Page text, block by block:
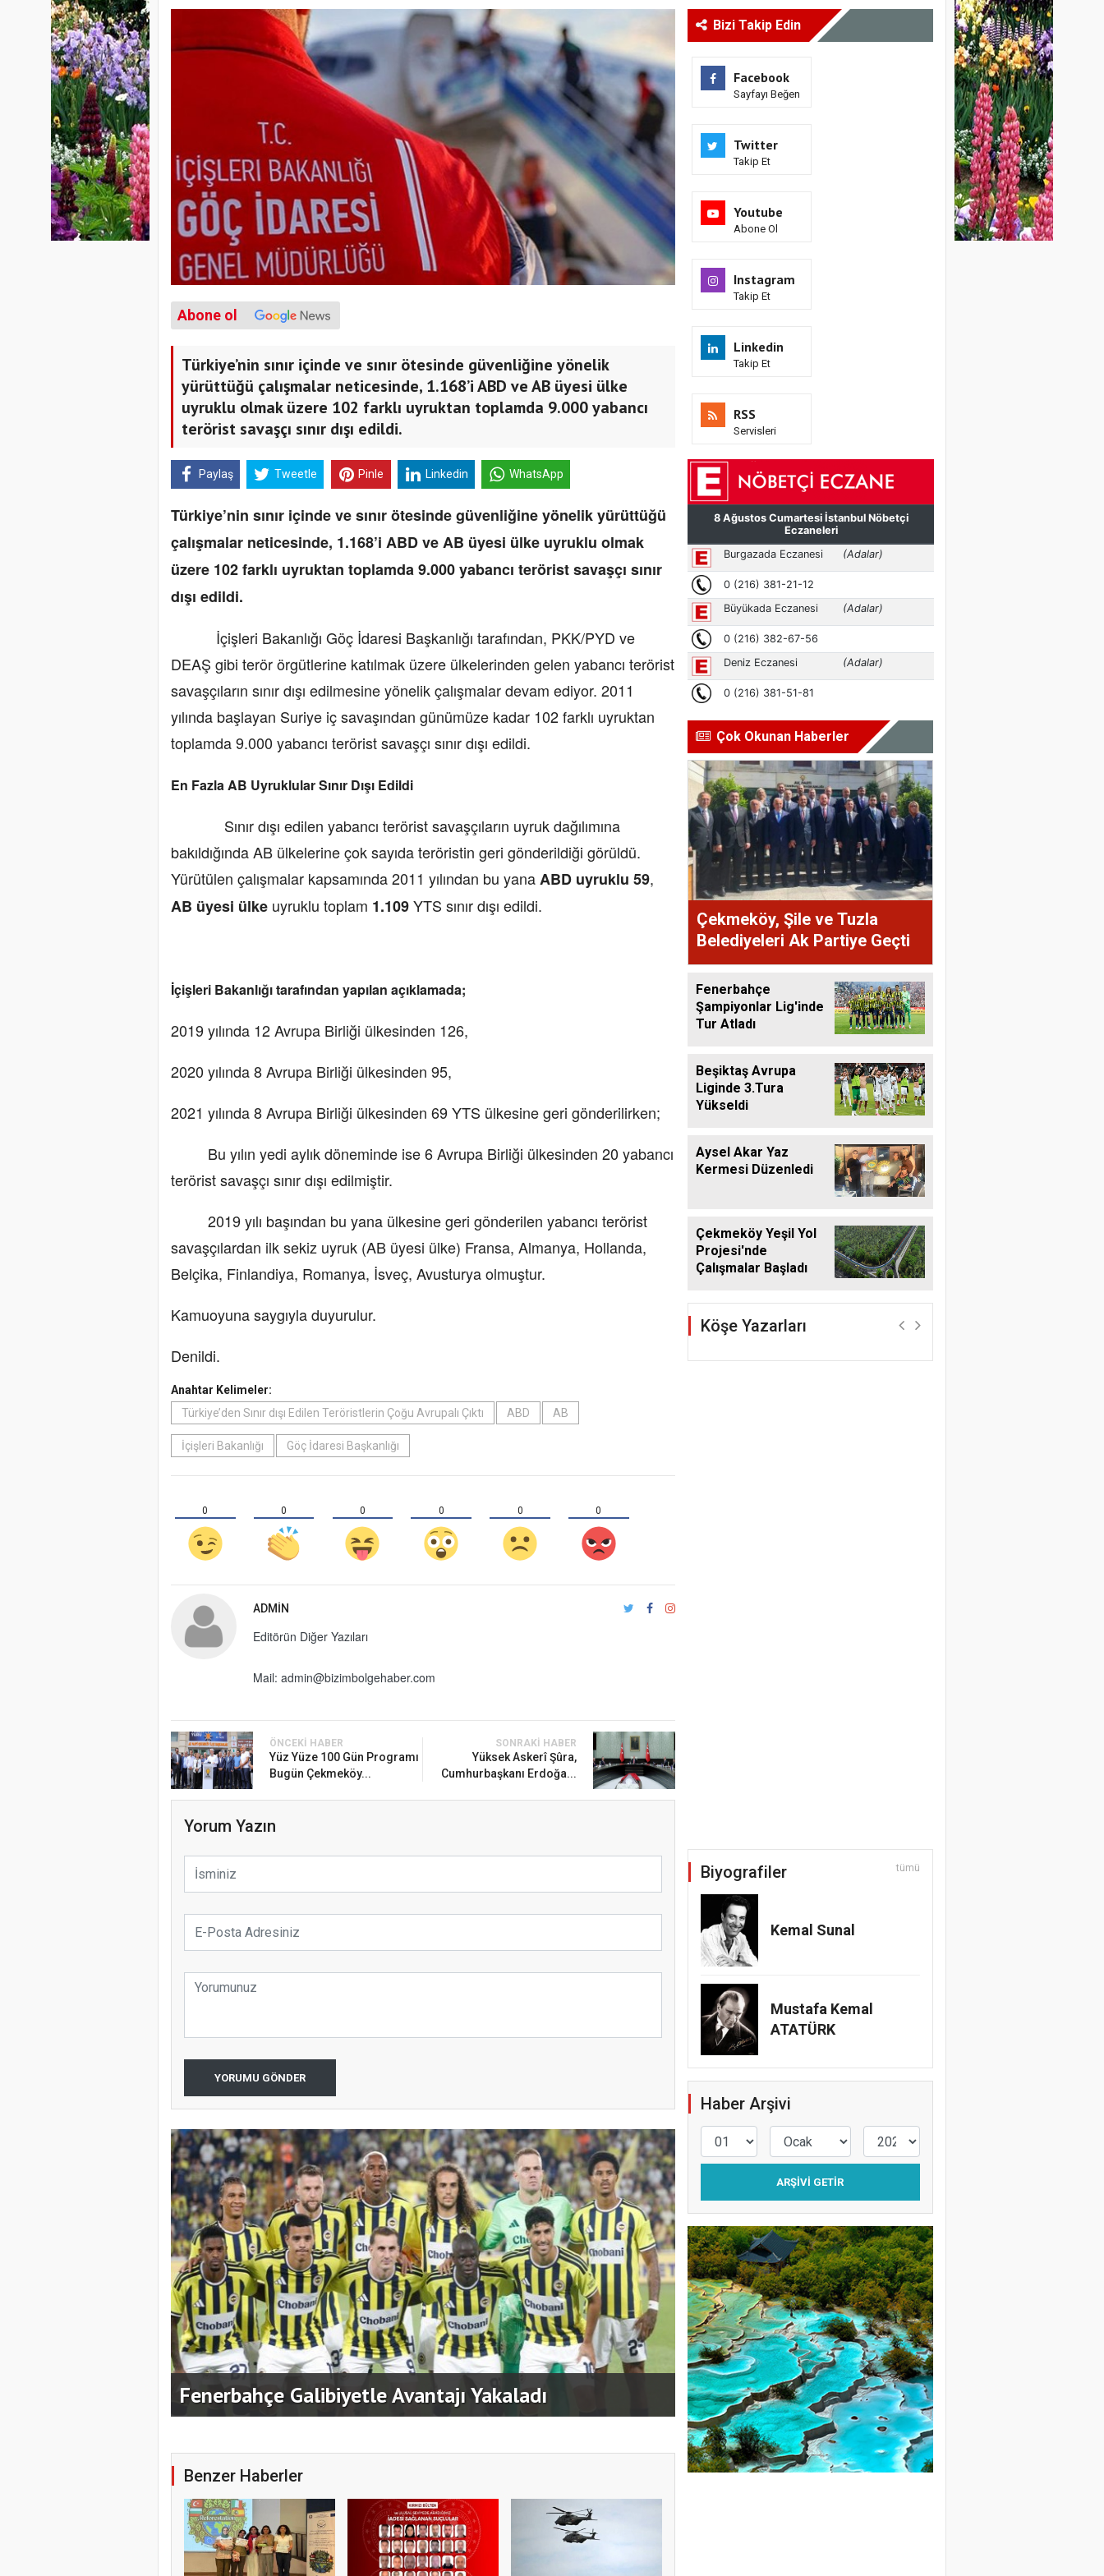
Abone ol
Türkiye’nin sınır içinde ve sınır ötesinde güvenliğine yönelik
yürüttüğü çalışmalar neticesinde, 1.168’i ABD ve AB üyesi ülke
uyruklu olmak üzere 102 farklı uyruktan toplamda 9.000 yabancı
terörist savaşçı sınır dışı edildi.
Paylaş Tweetle Pinle Linkedin WhatsApp
Türkiye’nin sınır içinde ve sınır ötesinde güvenliğine yönelik yürüttüğü
çalışmalar neticesinde, 1.168’i ABD ve AB üyesi ülke uyruklu olmak
üzere 102 farklı uyruktan toplamda 9.000 yabancı terörist savaşçı sınır
dışı edildi.
İçişleri Bakanlığı Göç İdaresi Başkanlığı tarafından, PKK/PYD ve
DEAŞ gibi terör örgütlerine katılmak üzere ülkelerinden gelen yabancı terörist
savaşçıların sınır dışı edilmesine yönelik çalışmalar devam ediyor. 2011
yılında başlayan Suriye iç savaşından günümüze kadar 102 farklı uyruktan
toplamda 9.000 yabancı terörist savaşçı sınır dışı edildi.
En Fazla AB Uyruklular Sınır Dışı Edildi
Sınır dışı edilen yabancı terörist savaşçıların uyruk dağılımına
bakıldığında AB ülkelerine çok sayıda teröristin geri gönderildiği görüldü.
Yürütülen çalışmalar kapsamında 2011 yılından bu yanaABD uyruklu 59,
AB üyesi ülke uyruklu toplam 1.109YTS sınır dışı edildi.
İçişleri Bakanlığı tarafından yapılan açıklamada;
2019 yılında 12 Avrupa Birliği ülkesinden 126,
2020 yılında 8 Avrupa Birliği ülkesinden 95,
2021 yılında 8 Avrupa Birliği ülkesinden 69 YTS ülkesine geri gönderilirken;
Bu yılın yedi aylık döneminde ise 6 Avrupa Birliği ülkesinden 20 yabancı
terörist savaşçı sınır dışı edilmiştir.
2019 yılı başından bu yana ülkesine geri gönderilen yabancı terörist
savaşçılardan ilk sekiz uyruk (AB üyesi ülke) Fransa, Almanya, Hollanda,
Belçika, Finlandiya, Romanya, İsveç, Avusturya olmuştur.
Kamuoyuna saygıyla duyurulur.
Denildi.
Anahtar Kelimeler:
Türkiye’den Sınır dışı Edilen Teröristlerin Çoğu Avrupalı Çıktı
ABD AB
İçişleri Bakanlığı Göç İdaresi Başkanlığı
0 0 0 0 0 0
ADMIN
Editörün Diğer Yazıları
Mail: admin@bizimbolgehaber.com
ÖNCEKI HABER
Yüz Yüze 100 Gün Programı
Bugün Çekmeköy...
SONRAKI HABER
Yüksek Askerî Şûra,
Cumhurbaşkanı Erdoğa...
Yorum Yazın
YORUMU GÖNDER
Fenerbahçe Galibiyetle Avantajı Yakaladı Çekmeköy Yeşil Yol Projesi'nde Çalışmalar
Benzer Haberler
Bizi Takip Edin
Facebook
Sayfayı Beğen
Twitter
Takip Et
Youtube
Abone Ol
Instagram
Takip Et
Linkedin
Takip Et
RSS
Servisleri
Çok Okunan Haberler
Çekmeköy, Şile ve Tuzla
Belediyeleri Ak Partiye Geçti
Fenerbahçe
Şampiyonlar Lig'inde
Tur Atladı
Beşiktaş Avrupa
Liginde 3.Tura
Yükseldi
Aysel Akar Yaz
Kermesi Düzenledi
Çekmeköy Yeşil Yol
Projesi'nde
Çalışmalar Başladı
Köşe Yazarları
Biyografiler tümü
Kemal Sunal
Mustafa Kemal
ATATÜRK
Haber Arşivi
ARŞIVI GETIR